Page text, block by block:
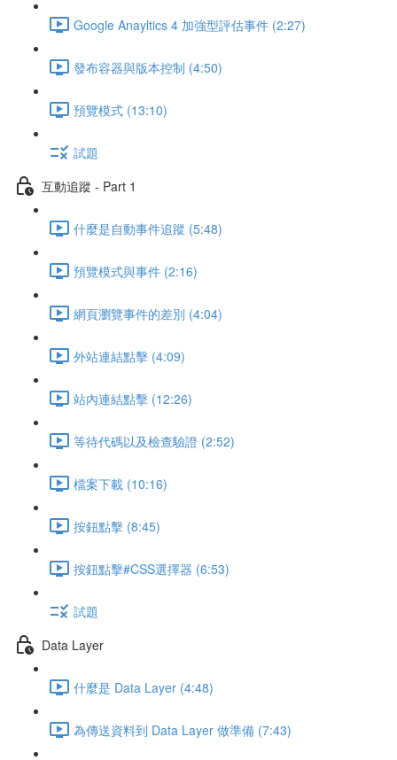
Google Anayltics 4 加強型評估事件 (2:27)
發布容器與版本控制 (4:50)
預覽模式 (13:10)
試題
互動追蹤 - Part 1
什麼是自動事件追蹤 (5:48)
預覽模式與事件 (2:16)
網頁瀏覽事件的差別 (4:04)
外站連結點擊 (4:09)
站內連結點擊 (12:26)
等待代碼以及檢查驗證 (2:52)
檔案下載 (10:16)
按鈕點擊 (8:45)
按鈕點擊#CSS選擇器 (6:53)
試題
Data Layer
什麼是 Data Layer (4:48)
為傳送資料到 Data Layer 做準備 (7:43)